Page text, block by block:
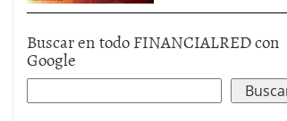
Buscar en todo FINANCIALRED con
Google